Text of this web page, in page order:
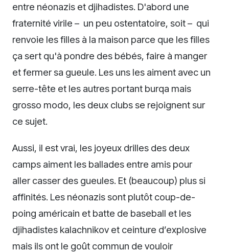
entre néonazis et djihadistes. D'abord une
fraternité virile – un peu ostentatoire, soit – qui
renvoie les filles à la maison parce que les filles
ça sert qu'à pondre des bébés, faire à manger
et fermer sa gueule. Les uns les aiment avec un
serre-tête et les autres portant burqa mais
grosso modo, les deux clubs se rejoignent sur
ce sujet.
Aussi, il est vrai, les joyeux drilles des deux
camps aiment les ballades entre amis pour
aller casser des gueules. Et (beaucoup) plus si
affinités. Les néonazis sont plutôt coup-de-
poing américain et batte de baseball et les
djihadistes kalachnikov et ceinture d’explosive
mais ils ont le goût commun de vouloir